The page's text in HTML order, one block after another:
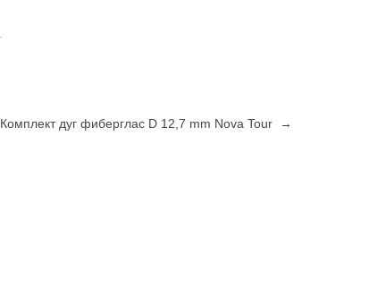
Комплект дуг фиберглас D 12,7 mm Nova Tour →